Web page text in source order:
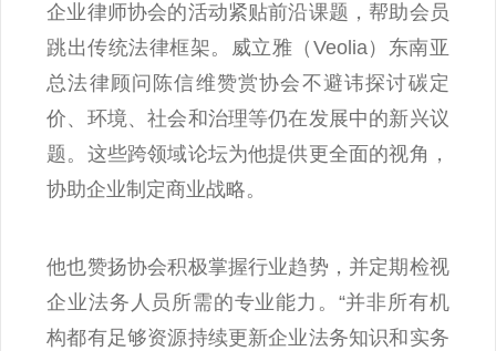
企业律师协会的活动紧贴前沿课题，帮助会员
跳出传统法律框架。威立雅（Veolia）东南亚
总法律顾问陈信维赞赏协会不避讳探讨碳定
价、环境、社会和治理等仍在发展中的新兴议
题。这些跨领域论坛为他提供更全面的视角，
协助企业制定商业战略。
他也赞扬协会积极掌握行业趋势，并定期检视
企业法务人员所需的专业能力。“并非所有机
构都有足够资源持续更新企业法务知识和实务